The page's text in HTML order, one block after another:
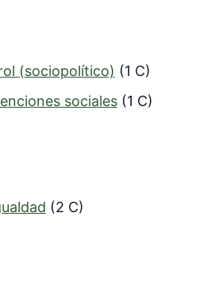
(sociopolítico) (1 C)
sociales (1 C)
(2 C)